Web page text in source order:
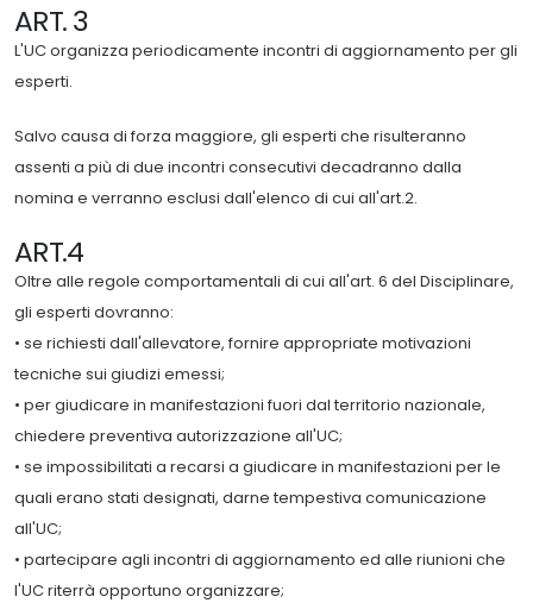
ART. 3
L'UC organizza periodicamente incontri di aggiornamento per gli
esperti.
Salvo causa di forza maggiore, gli esperti che risulteranno
assenti a più di due incontri consecutivi decadranno dalla
nomina e verranno esclusi dall'elenco di cui all'art.2.
ART.4
Oltre alle regole comportamentali di cui all'art. 6 del Disciplinare,
gli esperti dovranno:
• se richiesti dall'allevatore, fornire appropriate motivazioni
tecniche sui giudizi emessi;
• per giudicare in manifestazioni fuori dal territorio nazionale,
chiedere preventiva autorizzazione all'UC;
• se impossibilitati a recarsi a giudicare in manifestazioni per le
quali erano stati designati, darne tempestiva comunicazione
all'UC;
• partecipare agli incontri di aggiornamento ed alle riunioni che
l'UC riterrà opportuno organizzare;